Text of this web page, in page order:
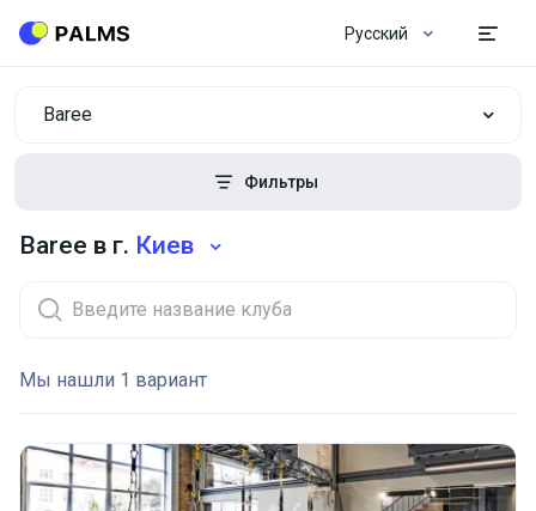
Русский
Baree
Фильтры
Baree в г. Киев
Мы нашли 1 вариант